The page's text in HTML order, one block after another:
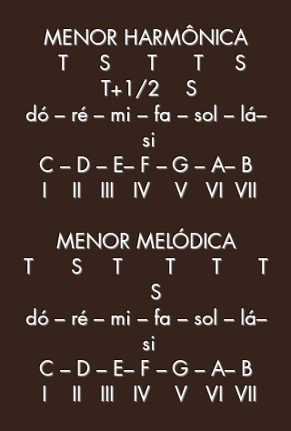
MENOR HARMÔNICA
T S T T S
T+1/2 S
dó – ré – mi – fa – sol – lá–
si
C – D – E– F – G – A– B
I II III IV V VI VII
MENOR MELÓDICA
T S T T T T
S
dó – ré – mi – fa – sol – lá–
si
C – D – E– F – G – A– B
I II III IV V VI VII